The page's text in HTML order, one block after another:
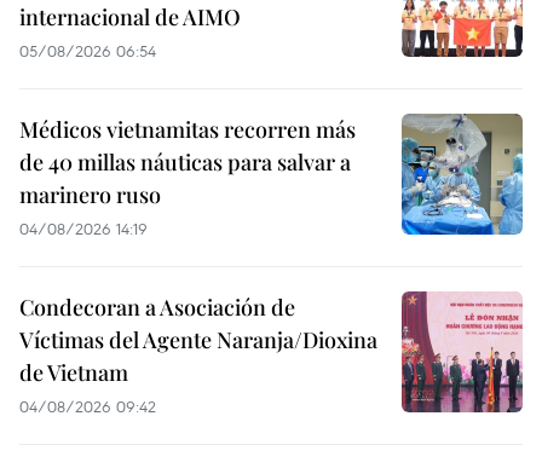
internacional de AIMO
05/08/2026 06:54
Médicos vietnamitas recorren más
de 40 millas náuticas para salvar a
marinero ruso
04/08/2026 14:19
Condecoran a Asociación de
Víctimas del Agente Naranja/Dioxina
de Vietnam
04/08/2026 09:42